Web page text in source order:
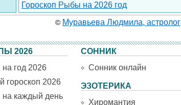
Гороскоп Рыбы на 2026 год
© Муравьева Людмила, астролог
2026
на год 2026
гороскоп 2026
на каждый день
СОННИК
Сонник онлайн
ЭЗОТЕРИКА
Хиромантия